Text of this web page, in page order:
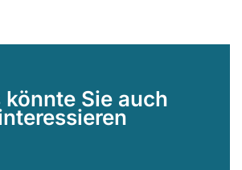
könnte Sie auch